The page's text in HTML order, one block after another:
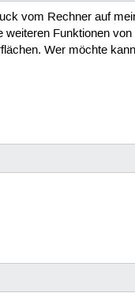
vom Rechner auf
Funktionen
Wer möchte